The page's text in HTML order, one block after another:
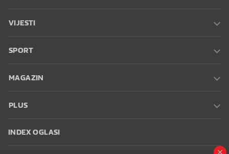
VIJESTI
SPORT
MAGAZIN
PLUS
INDEX OGLASI